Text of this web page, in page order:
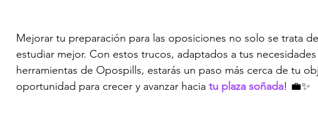
Mejorar tu preparación para las oposiciones no solo se trata
estudiar mejor. Con estos trucos, adaptados a tus
herramientas de Opospills, estarás un paso más cerca de tu
oportunidad para crecer y avanzar hacia tu plaza soñada! 💼✨